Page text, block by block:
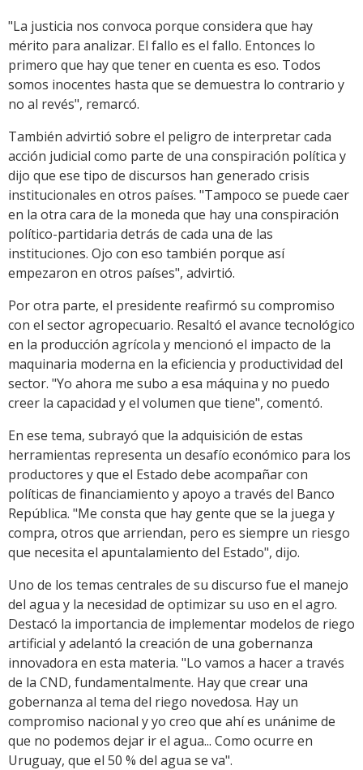
"La justicia nos convoca porque considera que hay
mérito para analizar. El fallo es el fallo. Entonces lo
primero que hay que tener en cuenta es eso. Todos
somos inocentes hasta que se demuestra lo contrario y
no al revés", remarcó.
También advirtió sobre el peligro de interpretar cada
acción judicial como parte de una conspiración política y
dijo que ese tipo de discursos han generado crisis
institucionales en otros países. "Tampoco se puede caer
en la otra cara de la moneda que hay una conspiración
político-partidaria detrás de cada una de las
instituciones. Ojo con eso también porque así
empezaron en otros países", advirtió.
Por otra parte, el presidente reafirmó su compromiso
con el sector agropecuario. Resaltó el avance tecnológico
en la producción agrícola y mencionó el impacto de la
maquinaria moderna en la eficiencia y productividad del
sector. "Yo ahora me subo a esa máquina y no puedo
creer la capacidad y el volumen que tiene", comentó.
En ese tema, subrayó que la adquisición de estas
herramientas representa un desafío económico para los
productores y que el Estado debe acompañar con
políticas de financiamiento y apoyo a través del Banco
República. "Me consta que hay gente que se la juega y
compra, otros que arriendan, pero es siempre un riesgo
que necesita el apuntalamiento del Estado", dijo.
Uno de los temas centrales de su discurso fue el manejo
del agua y la necesidad de optimizar su uso en el agro.
Destacó la importancia de implementar modelos de riego
artificial y adelantó la creación de una gobernanza
innovadora en esta materia. "Lo vamos a hacer a través
de la CND, fundamentalmente. Hay que crear una
gobernanza al tema del riego novedosa. Hay un
compromiso nacional y yo creo que ahí es unánime de
que no podemos dejar ir el agua... Como ocurre en
Uruguay, que el 50 % del agua se va".